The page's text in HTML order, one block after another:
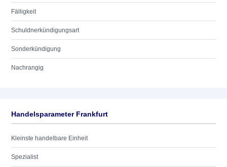
Fälligkeit
Schuldnerkündigungsart
Sonderkündigung
Nachrangig
Handelsparameter Frankfurt
Kleinste handelbare Einheit
Spezialist